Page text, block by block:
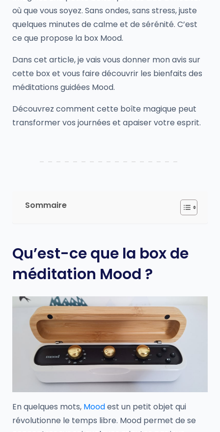
où que vous soyez. Sans ondes, sans stress, juste
quelques minutes de calme et de sérénité. C’est
ce que propose la box Mood.
Dans cet article, je vais vous donner mon avis sur
cette box et vous faire découvrir les bienfaits des
méditations guidées Mood.
Découvrez comment cette boîte magique peut
transformer vos journées et apaiser votre esprit.
Sommaire
Qu’est-ce que la box de
méditation Mood ?
En quelques mots, Moodest un petit objet qui
révolutionne le temps libre. Mood permet de se